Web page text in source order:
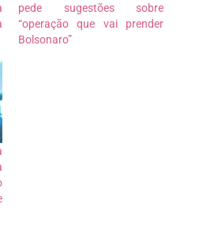
pede sugestões sobre
“operação que vai prender
Bolsonaro”